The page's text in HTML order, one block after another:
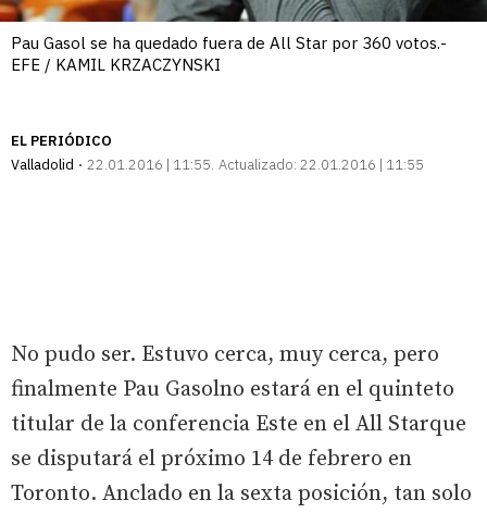
Pau Gasol se ha quedado fuera de All Star por 360 votos.-
EFE / KAMIL KRZACZYNSKI
EL PERIÓDICO
Valladolid
22.01.2016 | 11:55 Actualizado: 22.01.2016 | 11:55
No pudo ser. Estuvo cerca, muy cerca, pero
finalmente Pau Gasolno estará en el quinteto
titular de la conferencia Este en el All Starque
se disputará el próximo 14 de febrero en
Toronto. Anclado en la sexta posición, tan solo